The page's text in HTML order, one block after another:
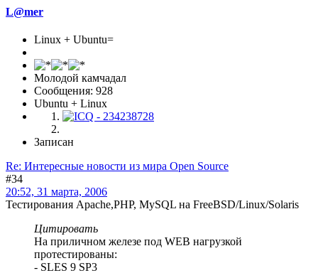
L@mer
Linux + Ubuntu=
Молодой камчадал
Сообщения: 928
Ubuntu + Linux
Записан
Re: Интересные новости из мира Open Source
#34
20:52, 31 марта, 2006
Тестирования Apache,PHP, MySQL на FreeBSD/Linux/Solaris
Цитировать
На приличном железе под WEB нагрузкой
протестированы:
- SLES 9 SP3